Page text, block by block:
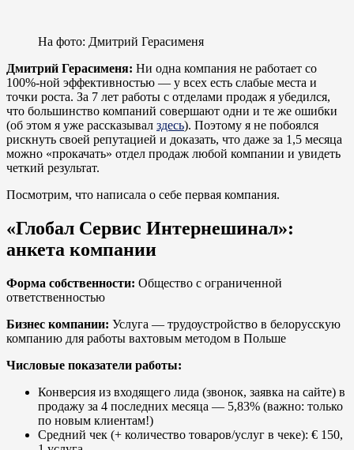
На фото: Дмитрий Герасименя
Дмитрий Герасименя: Ни одна компания не работает со
100%-ной эффективностью — у всех есть слабые места и
точки роста. За 7 лет работы с отделами продаж я убедился,
что большинство компаний совершают одни и те же ошибки
(об этом я уже рассказывал здесь). Поэтому я не побоялся
рискнуть своей репутацией и доказать, что даже за 1,5 месяца
можно «прокачать» отдел продаж любой компании и увидеть
четкий результат.
Посмотрим, что написала о себе первая компания.
«Глобал Сервис Интернешинал»:
анкета компании
Форма собственности: Общество с ограниченной
ответственностью
Бизнес компании: Услуга — трудоустройство в белорусскую
компанию для работы вахтовым методом в Польше
Числовые показатели работы:
Конверсия из входящего лида (звонок, заявка на сайте) в
продажу за 4 последних месяца — 5,83% (важно: только
по новым клиентам!)
Средний чек (+ количество товаров/услуг в чеке): € 150,